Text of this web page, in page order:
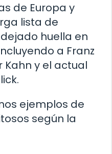
de Europa y
lista de
huella en
a Franz
Kahn y el actual
ejemplos de
según la